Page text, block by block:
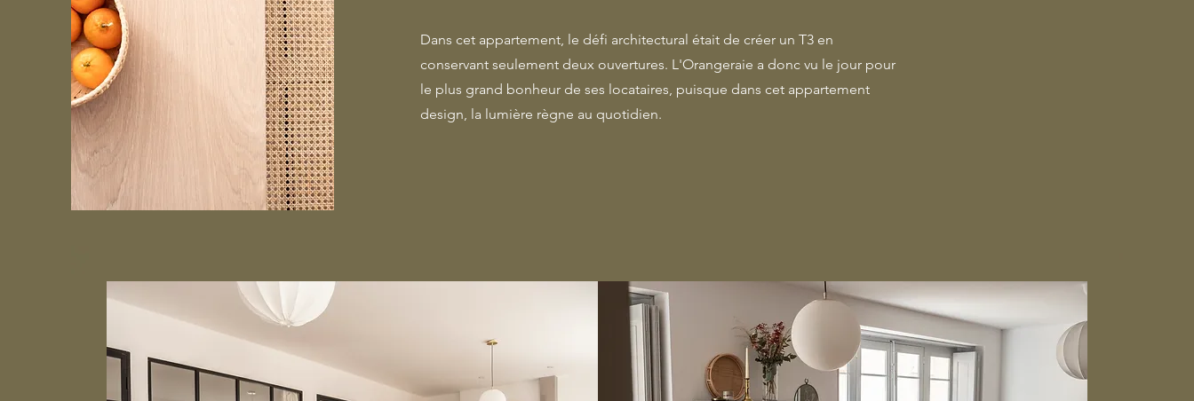
Dans cet appartement, le défi architectural était de créer un T3 en
conservant seulement deux ouvertures. L'Orangeraie a donc vu le jour pour
le plus grand bonheur de ses locataires, puisque dans cet appartement
design, la lumière règne au quotidien.